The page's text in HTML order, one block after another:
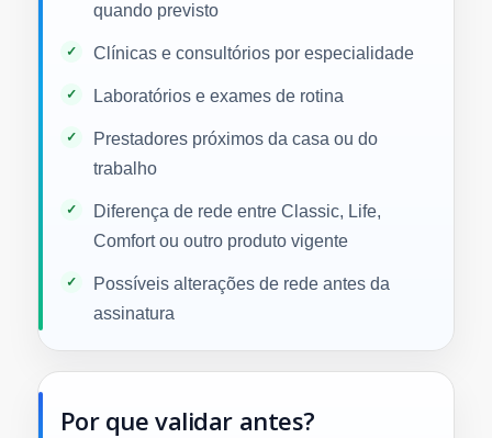
quando previsto
Clínicas e consultórios por especialidade
Laboratórios e exames de rotina
Prestadores próximos da casa ou do
trabalho
Diferença de rede entre Classic, Life,
Comfort ou outro produto vigente
Possíveis alterações de rede antes da
assinatura
Por que validar antes?